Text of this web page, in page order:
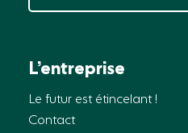
L’entreprise
Le futur est étincelant !
Contact